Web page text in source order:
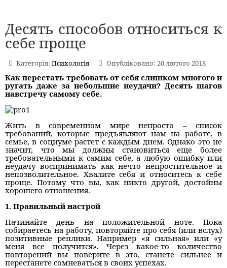
Десять способов относиться к
себе проще
Категорія:Психологія Опубліковано: 20 лютого 2018
Как перестать требовать от себя слишком многого и
ругать даже за небольшие неудачи? Десять шагов
навстречу самому себе.
Жить в современном мире непросто – список
требований, которые предъявляют нам на работе, в
семье, в социуме растет с каждым днем. Однако это не
значит, что мы должны становиться еще более
требовательными к самим себе, а любую ошибку или
неудачу воспринимать как нечто непростительное и
непозволительное. Хвалите себя и относитесь к себе
проще. Потому что вы, как никто другой, достойны
хорошего отношения.
1. Правильный настрой
Начинайте день на положительной ноте. Пока
собираетесь на работу, повторяйте про себя (или вслух)
позитивные реплики. Например «я сильная» или «у
меня все получится». Через какое-то количество
повторений вы поверите в это, станете сильнее и
перестанете сомневаться в своих успехах.